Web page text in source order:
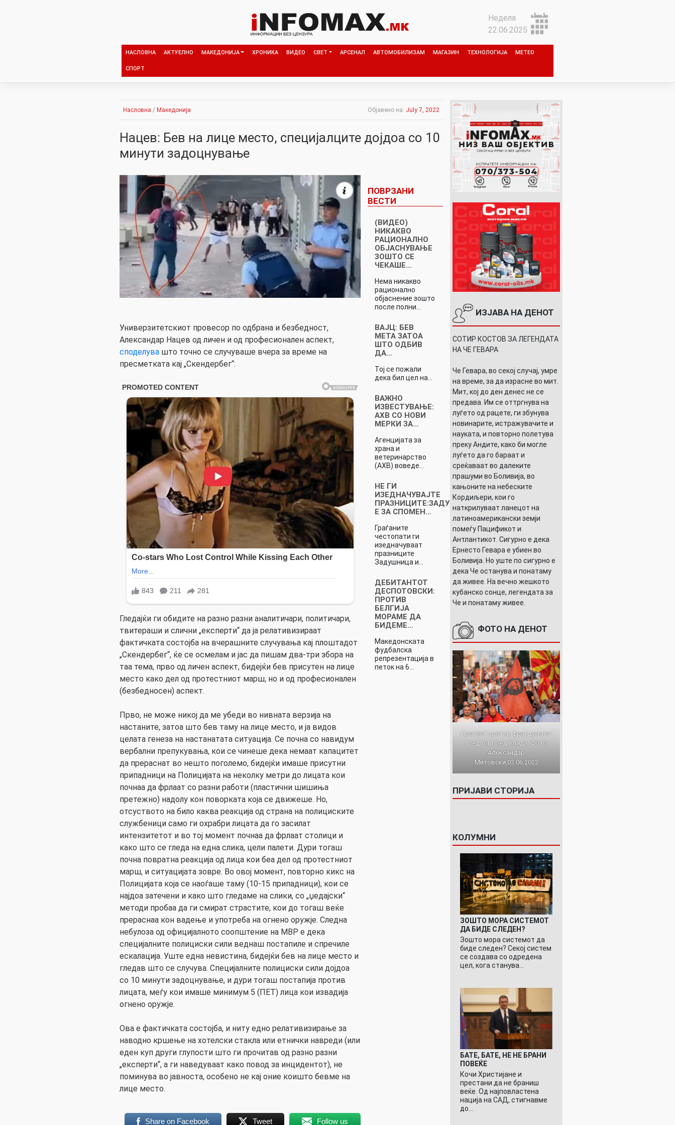
Недела
22.06.2025
НАСЛОВНА АКТУЕЛНО МАКЕДОНИЈА ХРОНИКА ВИДЕО СВЕТ АРСЕНАЛ АВТОМОБИЛИЗАМ МАГАЗИН ТЕХНОЛОГИЈА МЕТЕО
СПОРТ
Насловна / Македонија Објавено на: July 7, 2022
Нацев: Бев на лице место, специјалците дојдоа со 10
минути задоцнување
Универзитетскиот провесор по одбрана и безбедност,
Александар Нацев од личен и од професионален аспект,
споделува што точно се случуваше вчера за време на
пресметката кај „Скендербег“:
Гледајќи ги обидите на разно разни аналитичари, политичари,
твитераши и слични „експерти“ да ја релативизираат
фактичката состојба на вчерашните случувања кај плоштадот
„Скендербег“, ќе се осмелам и јас да пишам два-три збора на
таа тема, прво од личен аспект, бидејќи бев присутен на лице
место како дел од протестниот марш, но и од професионален
(безбедносен) аспект.
Прво, не може никој да ме убеди во нивната верзија на
настаните, затоа што бев таму на лице место, и ја видов
целата генеза на настанатата ситуација. Се почна со навидум
вербални препукувања, кои се чинеше дека немаат капацитет
да прераснат во нешто поголемо, бидејќи имаше присутни
припадници на Полицијата на неколку метри до лицата кои
почнаа да фрлаат со разни работи (пластични шишиња
претежно) надолу кон поворката која се движеше. Но,
отсуството на било каква реакција од страна на полициските
службеници само ги охрабри лицата да го засилат
интензитетот и во тој момент почнаа да фрлаат столици и
како што се гледа на една слика, цели палети. Дури тогаш
почна повратна реакција од лица кои беа дел од протестниот
марш, и ситуацијата зовре. Во овој момент, повторно кикс на
Полицијата која се наоѓаше таму (10-15 припадници), кои се
најдоа затечени и како што гледаме на слики, со „џедајски“
методи пробаа да ги смират страстите, кои до тогаш веќе
прераснаа кон вадење и употреба на огнено оружје. Следна
небулоза од официјалното соопштение на МВР е дека
специјалните полициски сили веднаш постапиле и спречиле
ескалација. Уште една невистина, бидејќи бев на лице место и
гледав што се случува. Специјалните полициски сили дојдоа
со 10 минути задоцнување, и дури тогаш постапија против
лицата, меѓу кои имаше минимум 5 (ПЕТ) лица кои извадија
огнено оружје.
Ова е фактичката состојба, и ниту едно релативизирање за
наводно кршење на хотелски стакла или етнички навреди (или
еден куп други глупости што ги прочитав од разно разни
„експерти“, а ги наведуваат како повод за инцидентот), не
поминува во јавноста, особено не кај оние коишто бевме на
лице место.
Share on Facebook Tweet Follow us
ПОВРЗАНИ
ВЕСТИ
(ВИДЕО)
НИКАКВО
РАЦИОНАЛНО
ОБЈАСНУВАЊЕ
ЗОШТО СЕ
ЧЕКАШЕ…
Нема никакво
рационално
објаснение зошто
после полни…
ВАЈЦ: БЕВ
МЕТА ЗАТОА
ШТО ОДБИВ
ДА…
Тој се пожали
дека бил цел на…
ВАЖНО
ИЗВЕСТУВАЊЕ:
АХВ СО НОВИ
МЕРКИ ЗА…
Агенцијата за
храна и
ветеринарство
(АХВ) воведе…
НЕ ГИ
ИЗЕДНАЧУВАЈТЕ
ПРАЗНИЦИТЕ:ЗАДУШНИЦАТА
Е ЗА СПОМЕН…
Граѓаните
честопати ги
изедначуваат
празниците
Задушница и…
ДЕБИТАНТОТ
ДЕСПОТОВСКИ:
ПРОТИВ
БЕЛГИЈА
МОРАМЕ ДА
БИДЕМЕ…
Македонската
фудбалска
репрезентација в
петок на 6…
ИЗЈАВА НА ДЕНОТ
СОТИР КОСТОВ ЗА ЛЕГЕНДАТА
НА ЧЕ ГЕВАРА
Че Гевара, во секој случај, умре
на време, за да израсне во мит.
Мит, кој до ден денес не се
предава. Им се оттргнува на
луѓето од рацете, ги збунува
новинарите, истражувачите и
науката, и повторно полетува
преку Андите, како би могле
луѓето да го бараат и
среќаваат во далеките
прашуми во Боливија, во
кањоните на небеските
Кордиљери, кои го
наткрилуваат ланецот на
латиноамерикански земји
помеѓу Пацификот и
Антлантикот. Сигурно е дека
Ернесто Гевара е убиен во
Боливија. Но уште по сигурно е
дека Че останува и понатаму
да живее. На вечно жешкото
кубанско сонце, легендата за
Че и понатаму живее.
ФОТО НА ДЕНОТ
Протест против францускиот
предлог пред Влада. Фото:
Александар
Митовски,03.06.2022
ПРИЈАВИ СТОРИЈА
КОЛУМНИ
ЗОШТО МОРА СИСТЕМОТ
ДА БИДЕ СЛЕДЕН?
Зошто мора системот да
биде следен? Секој систем
се создава со одредена
цел, кога станува…
БАТЕ, БАТЕ, НЕ НЕ БРАНИ
ПОВЕЌЕ
Кочи Христијане и
престани да не браниш
веќе. Од најповластена
нација на САД, стигнавме
до…